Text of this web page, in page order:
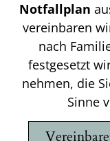
Notfallplan
vereinbaren
nach
festgesetzt
nehmen, die
Sinne